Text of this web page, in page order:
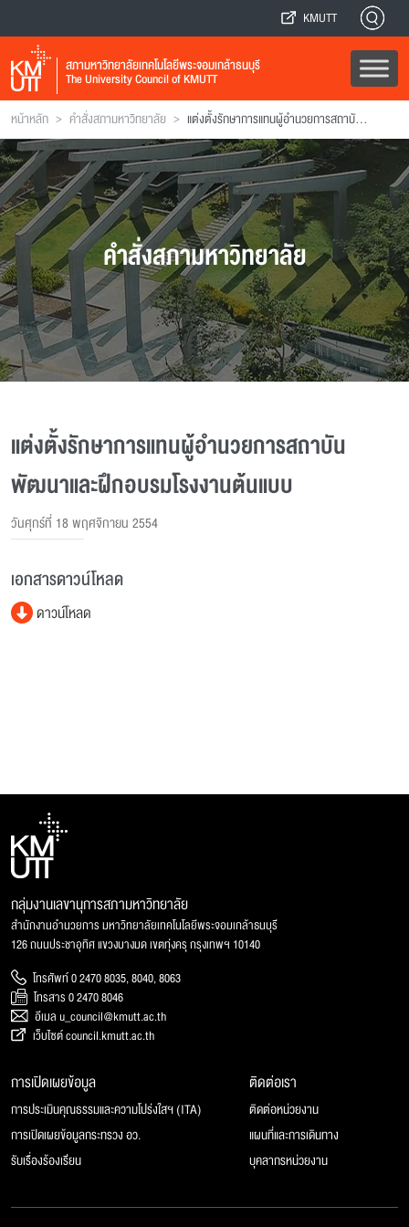
KMUTT
สภามหาวิทยาลัยเทคโนโลยีพระจอมเกล้าธนบุรี
The University Council of KMUTT
หน้าหลัก > คำสั่งสภามหาวิทยาลัย > แต่งตั้งรักษาการแทนผู้อํานวยการสถาบันพัฒนาและฝึกอบรมโรงงานต้นแบบ
คำสั่งสภามหาวิทยาลัย
แต่งตั้งรักษาการแทนผู้อํานวยการสถาบัน
พัฒนาและฝึกอบรมโรงงานต้นแบบ
วันศุกร์ที่ 18 พฤศจิกายน 2554
เอกสารดาวน์โหลด
ดาวน์โหลด
กลุ่มงานเลขานุการสภามหาวิทยาลัย
สำนักงานอำนวยการ มหาวิทยาลัยเทคโนโลยีพระจอมเกล้าธนบุรี
126 ถนนประชาอุทิศ แขวงบางมด เขตทุ่งครุ กรุงเทพฯ 10140
โทรศัพท์ 0 2470 8035, 8040, 8063
โทรสาร 0 2470 8046
อีเมล u_council@kmutt.ac.th
เว็บไซต์ council.kmutt.ac.th
การเปิดเผยข้อมูล
การประเมินคุณธรรมและความโปร่งใสฯ (ITA)
การเปิดเผยข้อมูลกระทรวง อว.
รับเรื่องร้องเรียน
ติดต่อเรา
ติดต่อหน่วยงาน
แผนที่และการเดินทาง
บุคลากรหน่วยงาน